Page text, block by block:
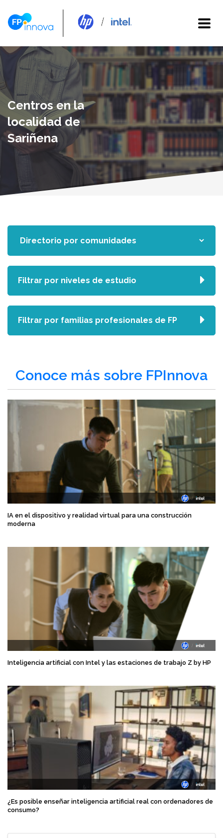
Centros en la
localidad de
Sariñena
Conoce más sobre FPInnova
IA en el dispositivo y realidad virtual para una construcción
moderna
Inteligencia artificial con Intel y las estaciones de trabajo Z by HP
¿Es posible enseñar inteligencia artificial real con ordenadores de
consumo?
Filtrar por niveles de estudio
Filtrar por familias profesionales de FP